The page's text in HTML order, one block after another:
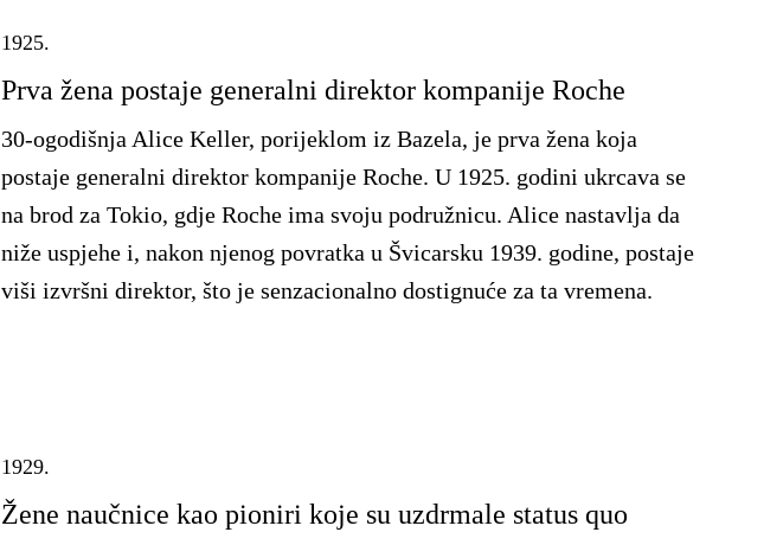
1925.
Prva žena postaje generalni direktor kompanije Roche
30-ogodišnja Alice Keller, porijeklom iz Bazela, je prva žena koja
postaje generalni direktor kompanije Roche. U 1925. godini ukrcava se
na brod za Tokio, gdje Roche ima svoju podružnicu. Alice nastavlja da
niže uspjehe i, nakon njenog povratka u Švicarsku 1939. godine, postaje
viši izvršni direktor, što je senzacionalno dostignuće za ta vremena.
1929.
Žene naučnice kao pioniri koje su uzdrmale status quo